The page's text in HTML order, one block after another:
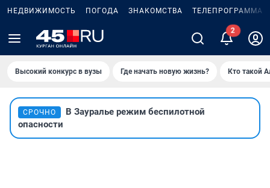
НЕДВИЖИМОСТЬ ПОГОДА ЗНАКОМСТВА ТЕЛЕПРОГРАММА
Высокий конкурс в вузы Где начать новую жизнь? Кто такой
СРОЧНО
В Зауралье режим беспилотной
опасности